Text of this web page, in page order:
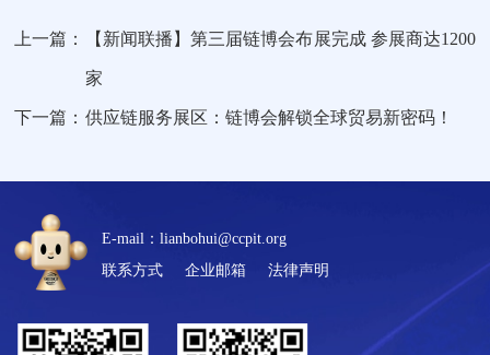
上一篇： 【新闻联播】第三届链博会布展完成 参展商达1200
家
下一篇： 供应链服务展区：链博会解锁全球贸易新密码！
E-mail：lianbohui@ccpit.org
联系方式
企业邮箱 法律声明